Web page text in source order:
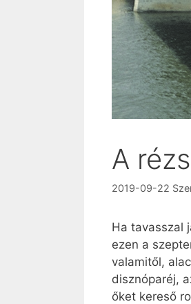
A
2019-09-22
Ha tavasszal
ezen a
valamitől,
disznóparéj,
őket kereső